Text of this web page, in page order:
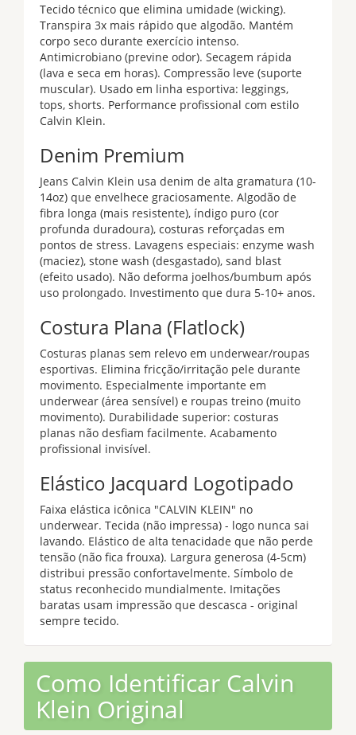
Tecido técnico que elimina umidade (wicking).
Transpira 3x mais rápido que algodão. Mantém
corpo seco durante exercício intenso.
Antimicrobiano (previne odor). Secagem rápida
(lava e seca em horas). Compressão leve (suporte
muscular). Usado em linha esportiva: leggings,
tops, shorts. Performance profissional com estilo
Calvin Klein.
Denim Premium
Jeans Calvin Klein usa denim de alta gramatura (10-
14oz) que envelhece graciosamente. Algodão de
fibra longa (mais resistente), índigo puro (cor
profunda duradoura), costuras reforçadas em
pontos de stress. Lavagens especiais: enzyme wash
(maciez), stone wash (desgastado), sand blast
(efeito usado). Não deforma joelhos/bumbum após
uso prolongado. Investimento que dura 5-10+ anos.
Costura Plana (Flatlock)
Costuras planas sem relevo em underwear/roupas
esportivas. Elimina fricção/irritação pele durante
movimento. Especialmente importante em
underwear (área sensível) e roupas treino (muito
movimento). Durabilidade superior: costuras
planas não desfiam facilmente. Acabamento
profissional invisível.
Elástico Jacquard Logotipado
Faixa elástica icônica "CALVIN KLEIN" no
underwear. Tecida (não impressa) - logo nunca sai
lavando. Elástico de alta tenacidade que não perde
tensão (não fica frouxa). Largura generosa (4-5cm)
distribui pressão confortavelmente. Símbolo de
status reconhecido mundialmente. Imitações
baratas usam impressão que descasca - original
sempre tecido.
Como Identificar Calvin
Klein Original